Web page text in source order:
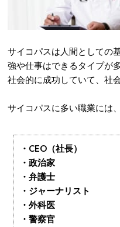
サイコパスは人間としての
強や仕事はできるタイプが
社会的に成功していて、社
サイコパスに多い職業には
・CEO（社長）
・政治家
・弁護士
・ジャーナリスト
・外科医
・警察官